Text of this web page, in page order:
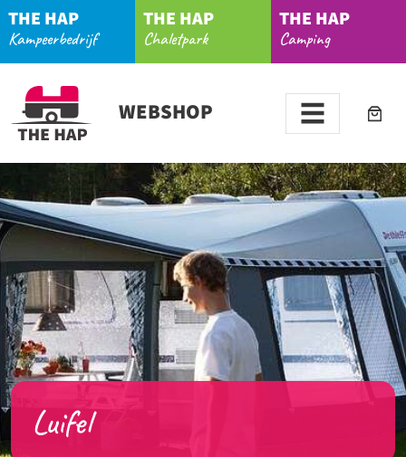
THE HAP
Kampeerbedrijf
THE HAP
Chaletpark
THE HAP
Camping
WEBSHOP
Luifel